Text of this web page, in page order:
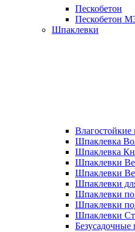
Пескобетон
Пескобетон
Шпаклевки
Шпаклевка
Шпаклевка
Шпаклевки
Шпаклевки
Шпаклевки
Шпаклевки по
Шпаклевки
Шпаклевки
Безусадочные